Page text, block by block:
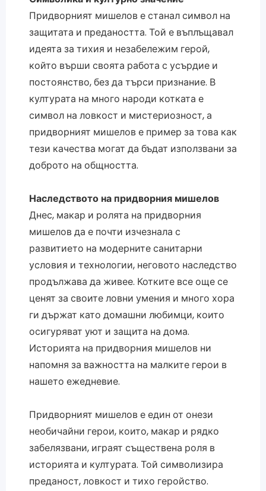
Придворният мишелов е станал символ на
защитата и предаността. Той е въплъщавал
идеята за тихия и незабележим герой,
който върши своята работа с усърдие и
постоянство, без да търси признание. В
културата на много народи котката е
символ на ловкост и мистериозност, а
придворният мишелов е пример за това как
тези качества могат да бъдат използвани за
доброто на общността.
Наследството на придворния мишелов
Днес, макар и ролята на придворния
мишелов да е почти изчезнала с
развитието на модерните санитарни
условия и технологии, неговото наследство
продължава да живее. Котките все още се
ценят за своите ловни умения и много хора
ги държат като домашни любимци, които
осигуряват уют и защита на дома.
Историята на придворния мишелов ни
напомня за важността на малките герои в
нашето ежедневие.
Придворният мишелов е един от онези
необичайни герои, които, макар и рядко
забелязвани, играят съществена роля в
историята и културата. Той символизира
преданост, ловкост и тихо геройство.